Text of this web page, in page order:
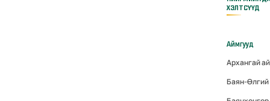
ХЭЛТСҮҮД
Аймгууд
Архангай
Баян-